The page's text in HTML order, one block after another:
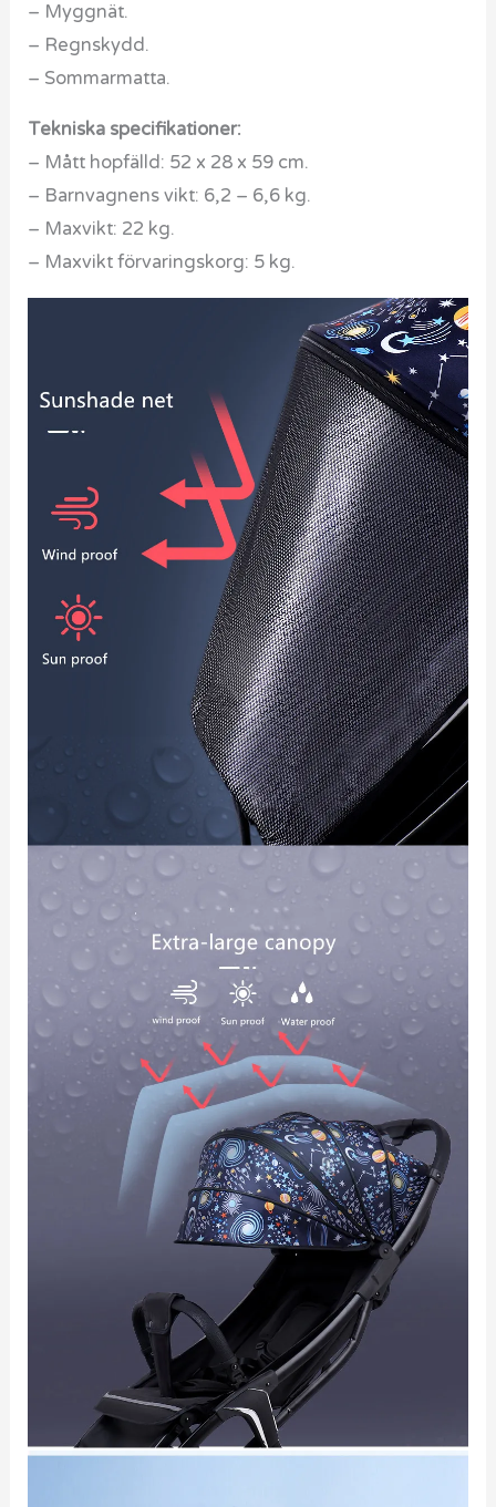
– Myggnät.
– Regnskydd.
– Sommarmatta.
Tekniska specifikationer:
– Mått hopfälld: 52 x 28 x 59 cm.
– Barnvagnens vikt: 6,2 – 6,6 kg.
– Maxvikt: 22 kg.
– Maxvikt förvaringskorg: 5 kg.